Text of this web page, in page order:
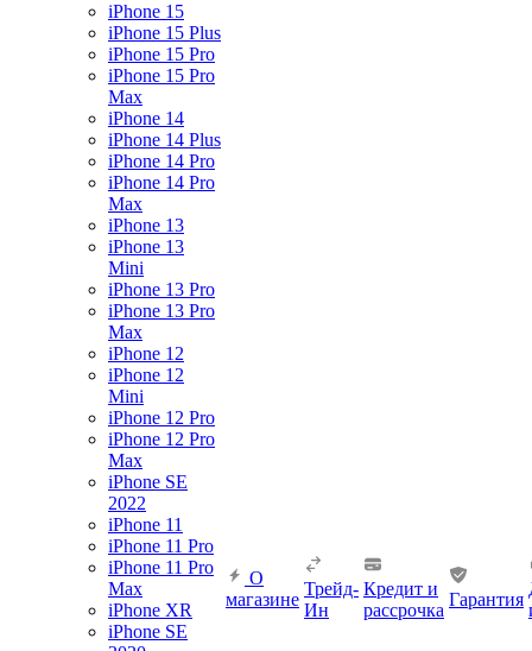
iPhone 15
iPhone 15 Plus
iPhone 15 Pro
iPhone 15 Pro
Max
iPhone 14
iPhone 14 Plus
iPhone 14 Pro
iPhone 14 Pro
Max
iPhone 13
iPhone 13
Mini
iPhone 13 Pro
iPhone 13 Pro
Max
iPhone 12
iPhone 12
Mini
iPhone 12 Pro
iPhone 12 Pro
Max
iPhone SE
2022
iPhone 11
iPhone 11 Pro
iPhone 11 Pro
Max
iPhone XR
iPhone SE
О
магазине
Трейд-
Ин
Кредит и
рассрочка
Гарантия